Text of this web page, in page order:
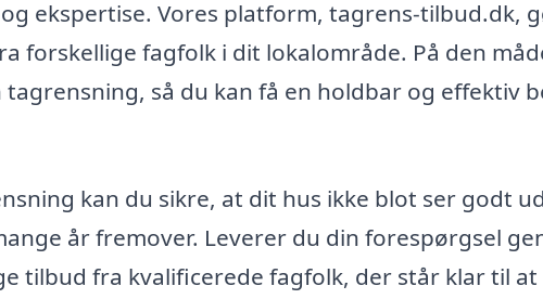
ekspertise. Vores platform, tagrens-tilbud.dk,
forskellige fagfolk i dit lokalområde. På den
så du kan få en holdbar og effektiv
kan du sikre, at dit hus ikke blot ser godt
år fremover. Leverer du din forespørgsel
tilbud fra kvalificerede fagfolk, der står klar til